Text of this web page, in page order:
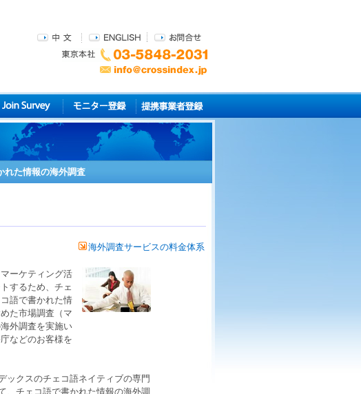
れた情報の海外調査
海外調査サービスの料金体系
マーケティング活
するため、 チェ
語で書かれた情
た市場調査 （ マ
海外調査を実施い
などのお客様を
ックスのチェコ語ネイティブの専門
、 チェコ語で書かれた情報の海外調